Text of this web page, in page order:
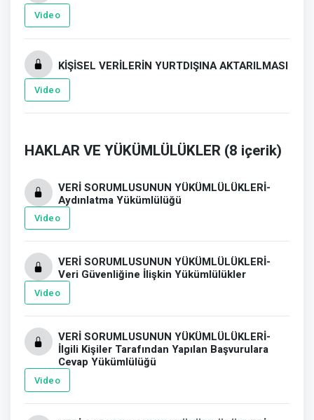
Video
KİŞİSEL VERİLERİN YURTDIŞINA AKTARILMASI
Video
HAKLAR VE YÜKÜMLÜLÜKLER (8 içerik)
VERİ SORUMLUSUNUN YÜKÜMLÜLÜKLERİ-
Aydınlatma Yükümlülüğü
Video
VERİ SORUMLUSUNUN YÜKÜMLÜLÜKLERİ-
Veri Güvenliğine İlişkin Yükümlülükler
Video
VERİ SORUMLUSUNUN YÜKÜMLÜLÜKLERİ-
İlgili Kişiler Tarafından Yapılan Başvurulara
Cevap Yükümlülüğü
Video